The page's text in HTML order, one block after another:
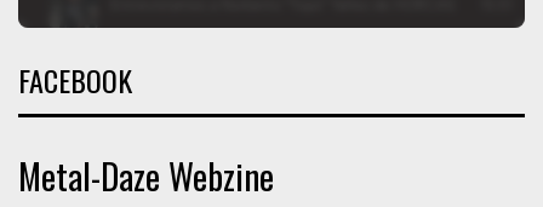
FACEBOOK
Metal-Daze Webzine